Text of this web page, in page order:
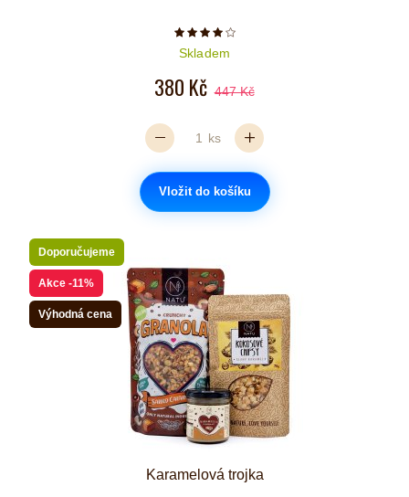
Počet hvězdiček je 4 z 5
Skladem
380 Kč 447 Kč
ks
Vložit do košíku
Doporučujeme
Akce -11%
Výhodná cena
Karamelová trojka